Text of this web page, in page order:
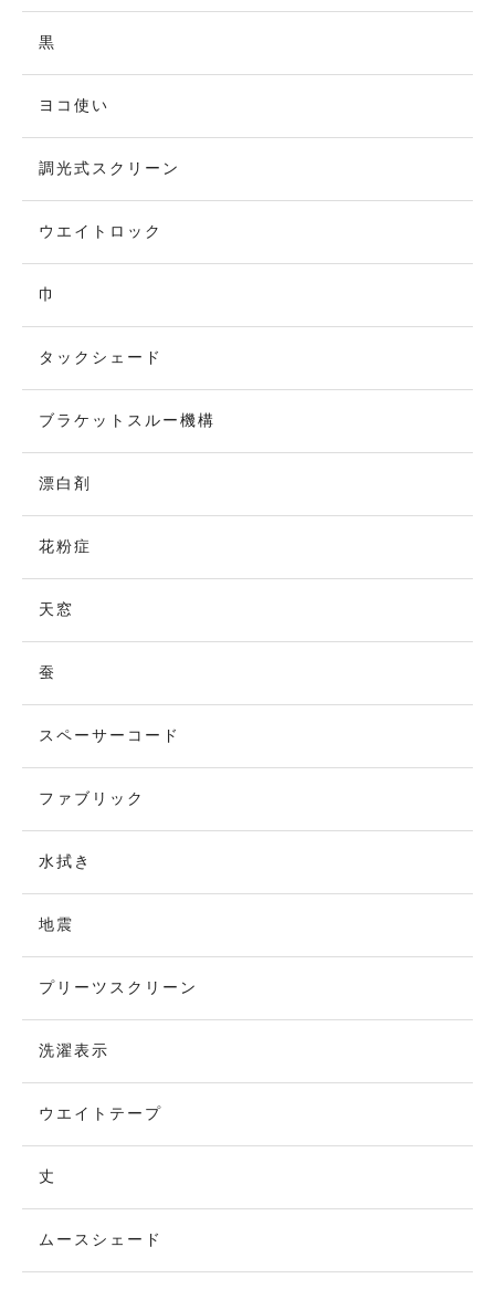
黒
ヨコ使い
調光式スクリーン
ウエイトロック
巾
タックシェード
ブラケットスルー機構
漂白剤
花粉症
天窓
蚕
スペーサーコード
ファブリック
水拭き
地震
プリーツスクリーン
洗濯表示
ウエイトテープ
丈
ムースシェード